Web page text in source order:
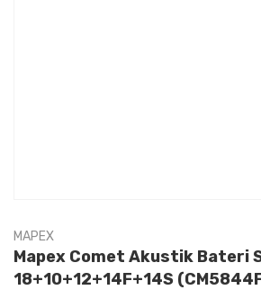
MAPEX
Mapex Comet Akustik Bateri
18+10+12+14F+14S